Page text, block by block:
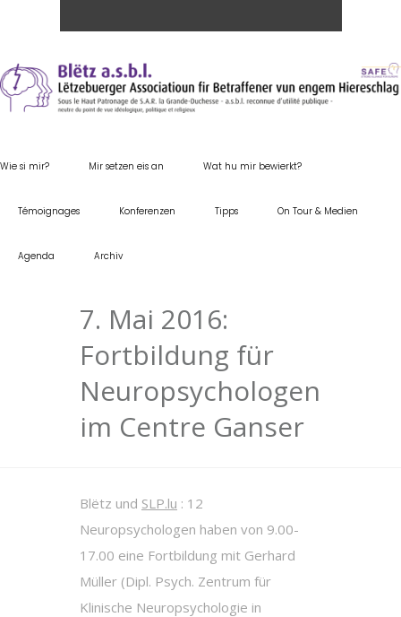
Wie si mir? Mir setzen eis an Wat hu mir bewierkt?
Témoignages Konferenzen Tipps On Tour & Medien
Agenda Archiv
7. Mai 2016:
Fortbildung für
Neuropsychologen
im Centre Ganser
Blëtz und SLP.lu : 12
Neuropsychologen haben von 9.00-
17.00 eine Fortbildung mit Gerhard
Müller (Dipl. Psych. Zentrum für
Klinische Neuropsychologie in